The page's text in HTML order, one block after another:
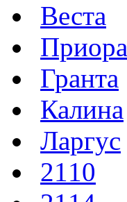
Веста
Приора
Гранта
Калина
Ларгус
2110